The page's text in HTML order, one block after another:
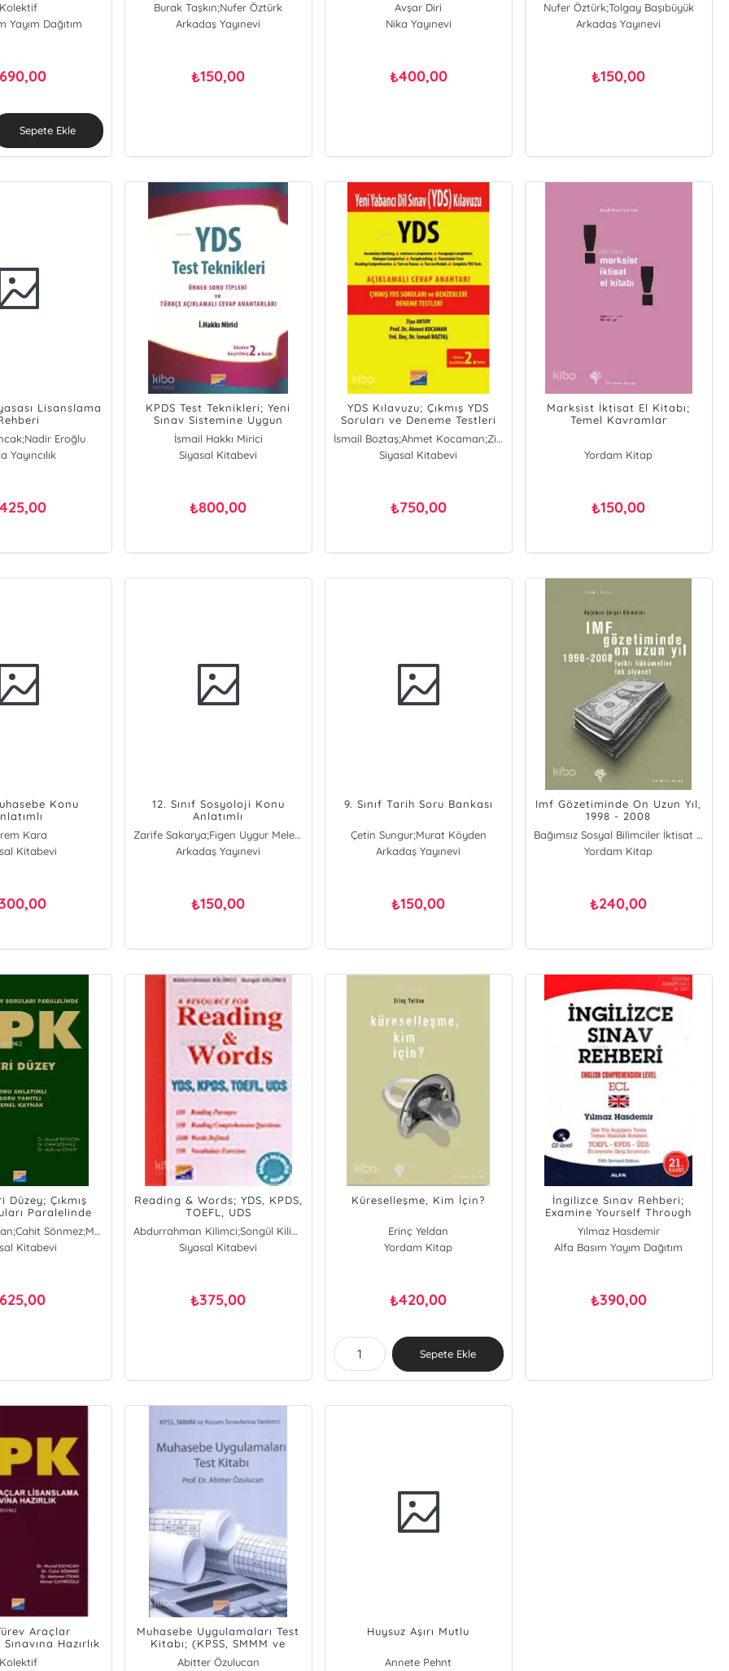
Kolektif
Yayım Dağıtım
Sepete Ekle
Burak Taşkın;Nufer Öztürk
Nufer Öztürk
Arkadaş Yayınevi
₺150,00
Avşar Diri
Nika Yayınevi
₺400,00
Nufer Öztürk;Tolgay Başıbüyük
Nufer Öztürk
Arkadaş Yayınevi
₺150,00
Lisanslama
Eroğlu
Eroğlu
Yayıncılık
KPDS Test Teknikleri; Yeni
Sınav Sistemine Uygun
İsmail Hakkı Mirici
Siyasal Kitabevi
₺800,00
YDS Kılavuzu; Çıkmış YDS
Soruları ve Deneme Testleri
İsmail Boztaş;Ahmet Kocaman;Ziya Aksoy
Ahmet Kocaman
Siyasal Kitabevi
₺750,00
Marksist İktisat El Kitabı;
Temel Kavramlar
Yordam Kitap
₺150,00
Konu
Kara
Kitabevi
12. Sınıf Sosyoloji Konu
Anlatımlı
Zarife Sakarya;Figen Uygur Melekoğlu
Zarife Sakarya
Arkadaş Yayınevi
₺150,00
9. Sınıf Tarih Soru Bankası
Çetin Sungur;Murat Köyden
Çetin Sungur
Arkadaş Yayınevi
₺150,00
Imf Gözetiminde On Uzun Yıl,
1998 - 2008
Bağımsız Sosyal Bilimciler İktisat Grubu
Yordam Kitap
₺240,00
Düzey; Çıkmış
Paralelinde
Murad Kayacan;Cahit Sönmez;Mehmet Civan
Civan
Kitabevi
625,00
Reading & Words; YDS, KPDS,
TOEFL, UDS
Abdurrahman Kilimci;Songül Kilimci
Abdurrahman Kilimci
Siyasal Kitabevi
₺375,00
Küreselleşme, Kim İçin?
Erinç Yeldan
Yordam Kitap
₺420,00
Sepete Ekle
İngilizce Sınav Rehberi;
Examine Yourself Through
Yılmaz Hasdemir
Alfa Basım Yayım Dağıtım
₺390,00
Araçlar
Hazırlık
Kolektif
Muhasebe Uygulamaları Test
Kitabı; (KPSS, SMMM ve
Kurum Sınavlarına Yardımcı)
Abitter Özulucan
Huysuz Aşırı Mutlu
Annete Pehnt